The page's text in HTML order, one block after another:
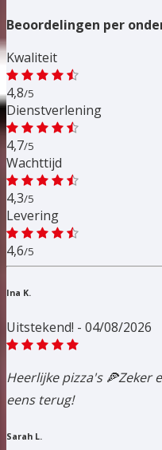
Beoordelingen per
Kwaliteit
4,8/5
Dienstverlening
4,7/5
Wachttijd
4,3/5
Levering
4,6/5
Ina K.
Uitstekend! - 04/08/2026
Heerlijke pizza's 🍕Zeker
eens terug!
Sarah L.